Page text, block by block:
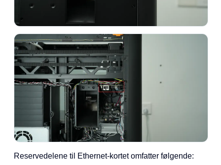
Reservedelene til Ethernet-kortet omfatter følgende: